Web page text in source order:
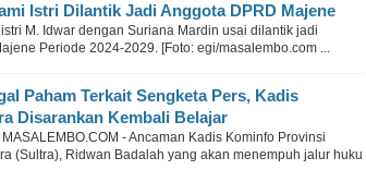
Istri Dilantik Jadi Anggota DPRD Majene
M. Idwar dengan Suriana Mardin usai dilantik jadi
Periode 2024-2029. [Foto: egi/masalembo.com ...
Paham Terkait Sengketa Pers, Kadis
Disarankan Kembali Belajar
- Ancaman Kadis Kominfo Provinsi
(Sultra), Ridwan Badalah yang akan menempuh jalur huku